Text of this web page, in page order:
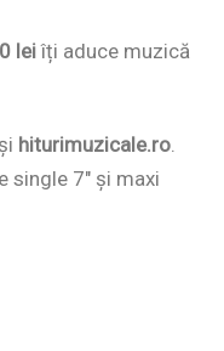
leiîți aduce muzică
hiturimuzicale.ro
single 7″ și maxi